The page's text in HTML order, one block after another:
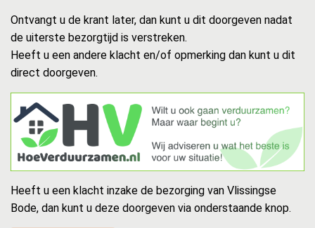
Ontvangt u de krant later, dan kunt u dit doorgeven nadat
de uiterste bezorgtijd is verstreken.
Heeft u een andere klacht en/of opmerking dan kunt u dit
direct doorgeven.
Heeft u een klacht inzake de bezorging van Vlissingse
Bode, dan kunt u deze doorgeven via onderstaande knop.